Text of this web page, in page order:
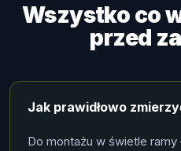
Wszystko co
przed
Jak prawidłowo
Do montażu w świetle